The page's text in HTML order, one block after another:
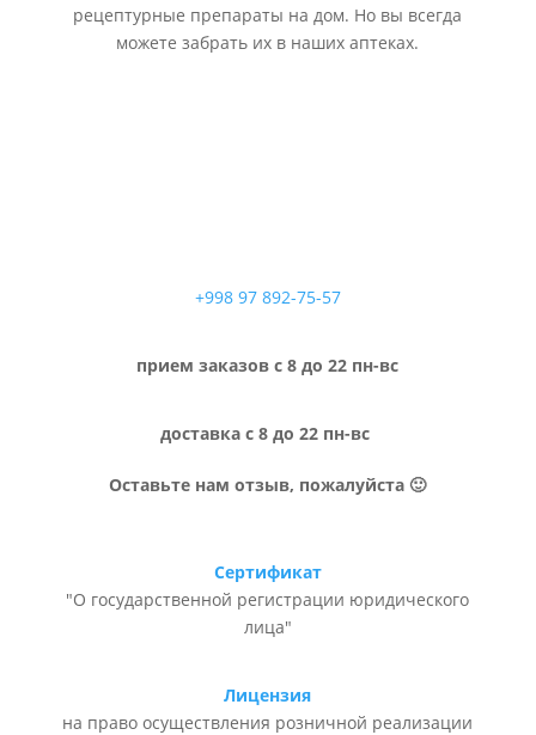
рецептурные препараты на дом. Но вы всегда
можете забрать их в наших аптеках.
+998 97 892-75-57
прием заказов с 8 до 22 пн-вс
доставка с 8 до 22 пн-вс
Оставьте нам отзыв, пожалуйста 🙂
Сертификат
"О государственной регистрации юридического
лица"
Лицензия
на право осуществления розничной реализации